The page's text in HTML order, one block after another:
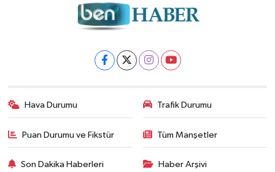
Hava Durumu Trafik Durumu
Puan Durumu ve Fikstür Tüm Manşetler
Son Dakika Haberleri Haber Arşivi